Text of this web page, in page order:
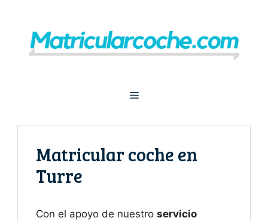
contenido
Menú
Matricular coche en
Turre
Con el apoyo de nuestro servicio